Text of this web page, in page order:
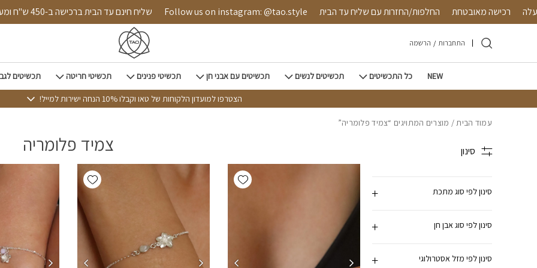
Skip to Content רכישה מאובטחת החלפות/החזרות עם שליח עד הבית Follow us on instagram: @tao.style שליח חינם עד הבית ברכישה ב-450 ש"ח ומעלה
התחברות / הרשמה
NEW כל התכשיטים תכשיטים לנשים תכשיטים עם אבני חן תכשיטי פנינים תכשיטי חריטה תכשיטים
הצטרפו למועדון הלקוחות של טאו וקבלו 10% הנחה ישירות למייל!
עמוד הבית/ מוצרים המתויגים “צמיד פלומריה”
צמיד פלומריה סינון
סינון לפי סוג מתכת
סינון לפי סוג אבן חן
סינון לפי מזל אסטרולוגי
Add wishlist
Add wishlist
בחזרה למעלה